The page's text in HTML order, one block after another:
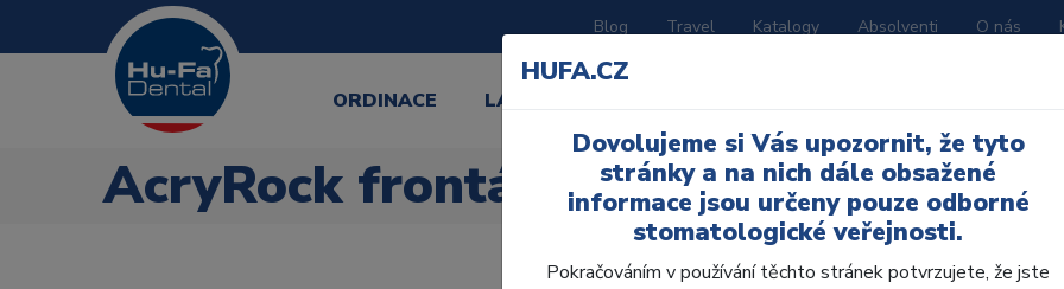
Blog Travel Katalogy Absolventi O nás
ORDINACE LABORATOŘ
AcryRock frontální D
HUFA.CZ
Dovolujeme si Vás upozornit, že tyto
stránky a na nich dále obsažené
informace jsou určeny pouze odborné
stomatologické veřejnosti.
Pokračováním v používání těchto stránek potvrzujete, že jste